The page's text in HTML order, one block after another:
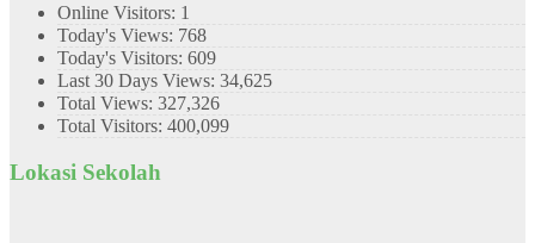
Online Visitors: 1
Today's Views: 768
Today's Visitors: 609
Last 30 Days Views: 34,625
Total Views: 327,326
Total Visitors: 400,099
Lokasi Sekolah